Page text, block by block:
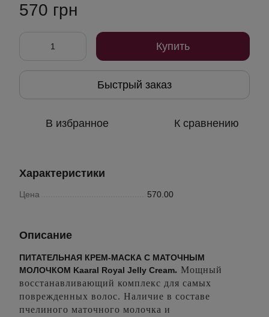
570 грн
Купить
Быстрый заказ
В избранное К сравнению
Характеристики
Цена 570.00
Описание
ПИТАТЕЛЬНАЯ КРЕМ-МАСКА С МАТОЧНЫМ
МОЛОЧКОМ Kaaral Royal Jelly Cream. Мощный
восстанавливающий комплекс для самых
поврежденных волос. Наличие в составе
пчелиного маточного молочка и